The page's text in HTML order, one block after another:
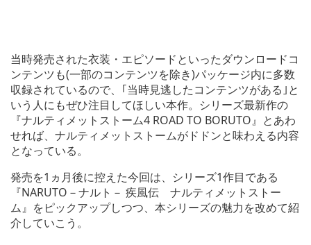
当時発売された衣装・エピソードといったダウンロードコ
ンテンツも(一部のコンテンツを除き)パッケージ内に多数
収録されているので、｢当時見逃したコンテンツがある｣と
いう人にもぜひ注目してほしい本作。シリーズ最新作の
『ナルティメットストーム4 ROAD TO BORUTO』とあわ
せれば、ナルティメットストームがドドンと味わえる内容
となっている。
発売を1ヵ月後に控えた今回は、シリーズ1作目である
『NARUTO－ナルト－ 疾風伝 ナルティメットストー
ム』をピックアップしつつ、本シリーズの魅力を改めて紹
介していこう。